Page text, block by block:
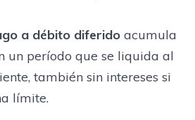
a débito diferido acumula
un período que se liquida al
también sin intereses si
límite.